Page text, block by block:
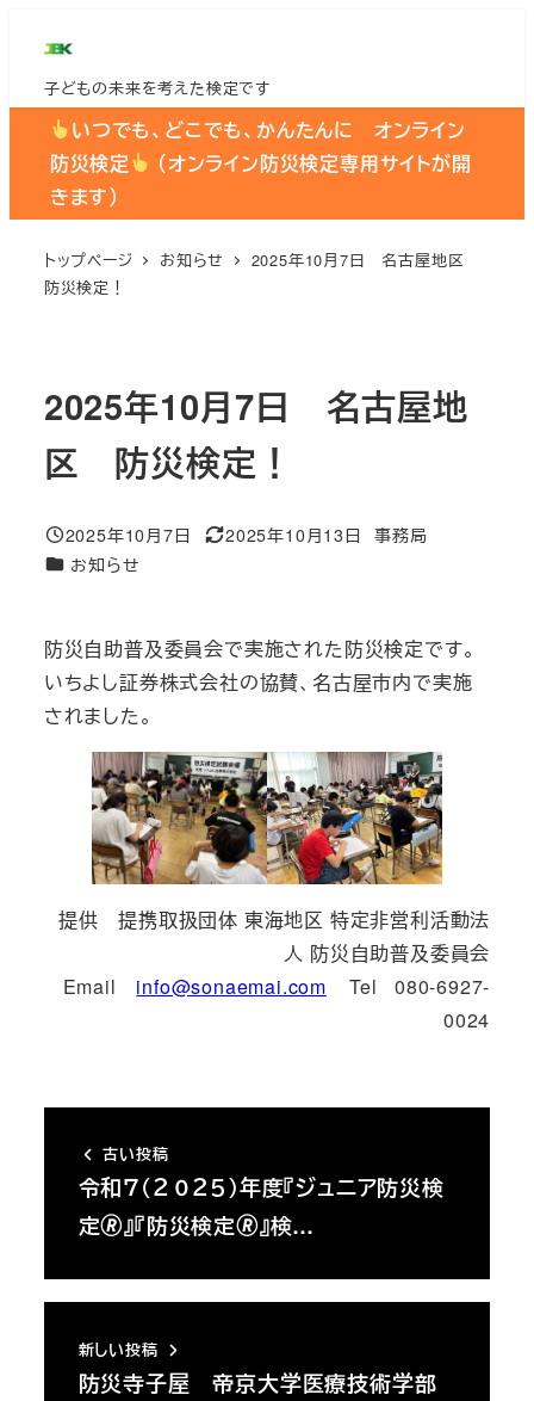
ン
子どもの未来を考えた検定です
いつでも、どこでも、かんたんに オンライン
防災検定
（オンライン防災検定専用サイトが開
きます）
トップページ お知らせ
2025年10月7日 名古屋地区
防災検定！
2025年10月7日 名古屋地
区 防災検定！
投稿日
2025年10月7日
更新日
2025年10月13日
著
事務局
カテゴリー
お知らせ
防災自助普及委員会で実施された防災検定です。
いちよし証券株式会社の協賛、名古屋市内で実施
されました。
提供 提携取扱団体 東海地区 特定非営利活動法
人 防災自助普及委員会
Email info@sonaemai.com Tel 080-6927-
0024
古い投稿
令和７（２０２５）年度『ジュニア防災検
定🄬』『防災検定🄬』検…
新しい投稿
防災寺子屋 帝京大学医療技術学部